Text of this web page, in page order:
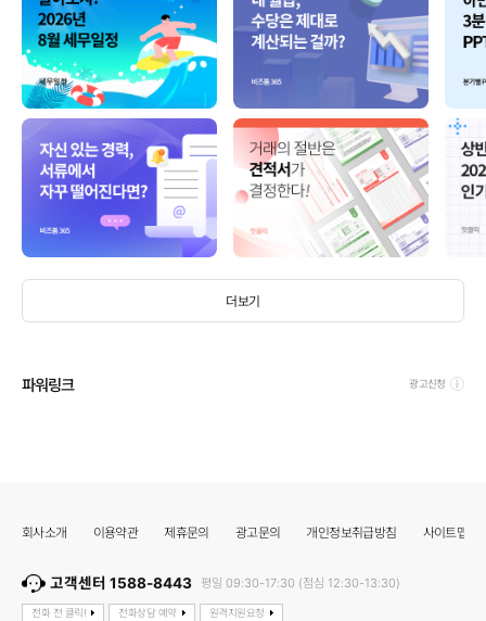
더보기
파워링크 광고신청
회사소개 이용약관 제휴문의 광고문의 개인정보취급방침 사이트맵
고객센터 1588-8443 평일 09:30-17:30 (점심 12:30-13:30)
전화 전 클릭! 전화상담 예약 원격지원요청